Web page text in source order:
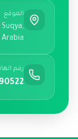
الموقع
Arabia
رقم